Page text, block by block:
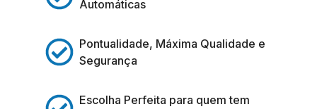
Automáticas
Pontualidade, Máxima Qualidade e
Segurança
Escolha Perfeita para quem tem